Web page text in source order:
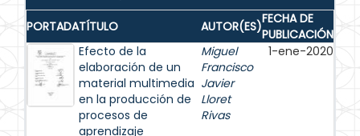
PORTADATÍTULO AUTOR(ES)FECHA DE
PUBLICACIÓN
Efecto de la
elaboración de un
material multimedia
en la producción de
procesos de
aprendizaje
Miguel
Francisco
Javier
Lloret
Rivas
1-ene-2020